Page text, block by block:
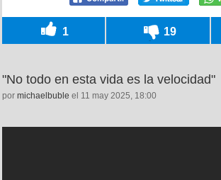
1 19
"No todo en esta vida es la velocidad"
por michaelbuble el 11 may 2025, 18:00